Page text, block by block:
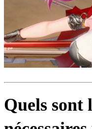
Quels sont